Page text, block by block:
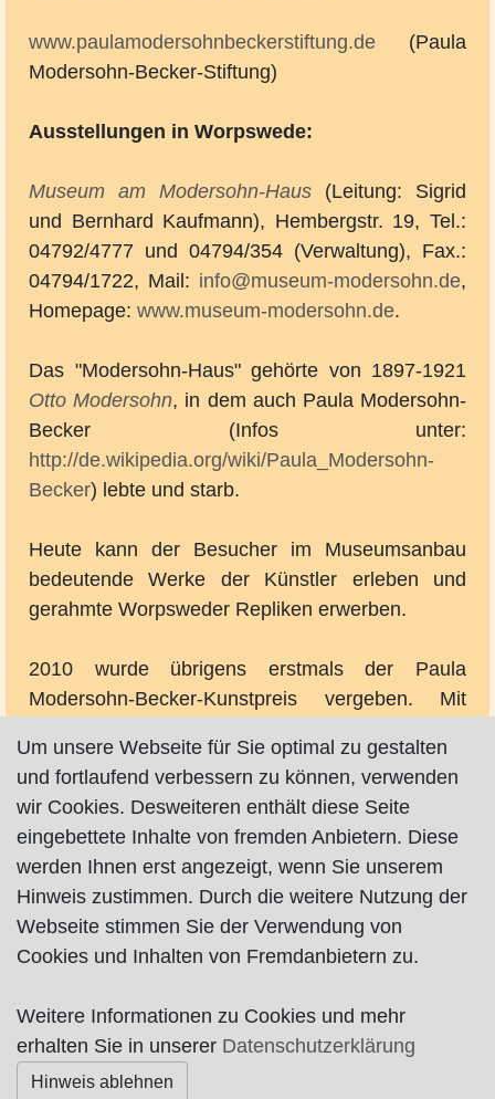
www.paulamodersohnbeckerstiftung.de (Paula
Modersohn-Becker-Stiftung)
Ausstellungen in Worpswede:
Museum am Modersohn-Haus (Leitung: Sigrid
und Bernhard Kaufmann), Hembergstr. 19, Tel.:
04792/4777 und 04794/354 (Verwaltung), Fax.:
04794/1722, Mail: info@museum-modersohn.de,
Homepage: www.museum-modersohn.de.
Das "Modersohn-Haus" gehörte von 1897-1921
Otto Modersohn, in dem auch Paula Modersohn-
Becker (Infos unter:
http://de.wikipedia.org/wiki/Paula_Modersohn-
Becker) lebte und starb.
Heute kann der Besucher im Museumsanbau
bedeutende Werke der Künstler erleben und
gerahmte Worpsweder Repliken erwerben.
2010 wurde übrigens erstmals der Paula
Modersohn-Becker-Kunstpreis vergeben. Mit
einen deutlichen Impuls zur Weiterentwicklung
der Kunst- und Künstlerszene im Raum der
"Metropole Nordwest" und zur Stärkung der
kulturellen Identität dieser Region setzen. Infos
unter: www.pmb-kunstpreis.de.
Karte nur sichtbar, wenn Cookies erlaubt!
Impressum| Datenschutz
Um unsere Webseite für Sie optimal zu gestalten
und fortlaufend verbessern zu können, verwenden
wir Cookies. Desweiteren enthält diese Seite
eingebettete Inhalte von fremden Anbietern. Diese
werden Ihnen erst angezeigt, wenn Sie unserem
Hinweis zustimmen. Durch die weitere Nutzung der
Webseite stimmen Sie der Verwendung von
Cookies und Inhalten von Fremdanbietern zu.
Weitere Informationen zu Cookies und mehr
erhalten Sie in unserer Datenschutzerklärung
Hinweis ablehnen